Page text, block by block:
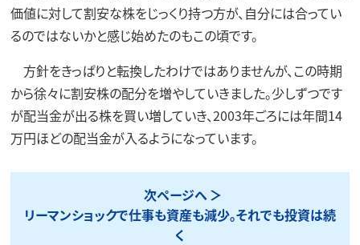
価値に対して割安な株をじっくり持つ方が、自分には合ってい
るのではないかと感じ始めたのもこの頃です。
方針をきっぱりと転換したわけではありませんが、この時期
から徐々に割安株の配分を増やしていきました。少しずつです
が配当金が出る株を買い増していき、2003年ごろには年間14
万円ほどの配当金が入るようになっています。
次ページへ
リーマンショックで仕事も資産も減少。それでも投資は続
く